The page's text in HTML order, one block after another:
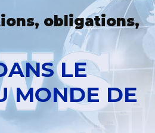
obligations,
LE
MONDE DE